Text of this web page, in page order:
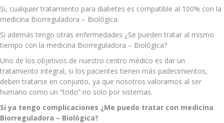
Si, cualquier tratamiento para diabetes es compatible al 100% con la
medicina Biorreguladora – Biológica.
Si además tengo otras enfermedades ¿Se pueden tratar al mismo
tiempo con la medicina Biorreguladora – Biológica?
Uno de los objetivos de nuestro centro médico es dar un
tratamiento integral, si los pacientes tienen más padecimientos,
deben tratarse en conjunto, ya que nosotros valoramos al ser
humano como un “todo” no solo por sistemas.
Si ya tengo complicaciones ¿Me puedo tratar con medicina
Biorreguladora – Biológica?